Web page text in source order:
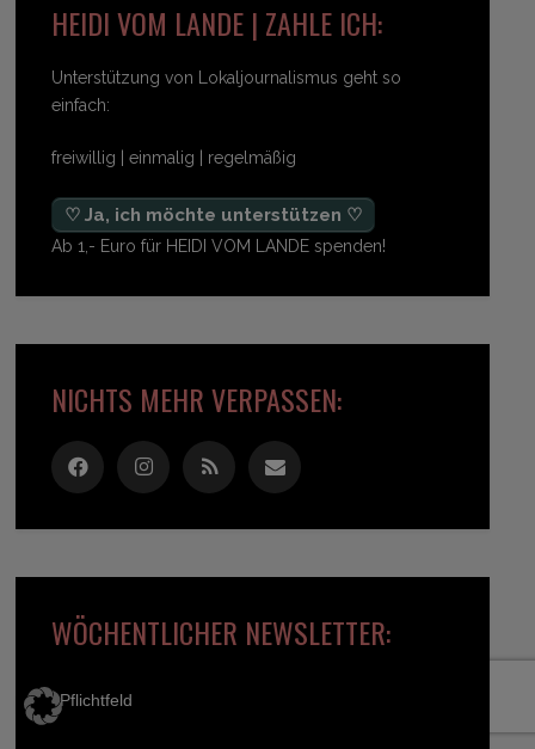
HEIDI VOM LANDE | ZAHLE ICH:
Unterstützung von Lokaljournalismus geht so
einfach:
freiwillig | einmalig | regelmäßig
♡ Ja, ich möchte unterstützen ♡
Ab 1,- Euro für HEIDI VOM LANDE spenden!
NICHTS MEHR VERPASSEN:
WÖCHENTLICHER NEWSLETTER:
*Pflichtfeld